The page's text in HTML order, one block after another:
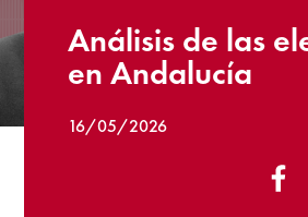
Análisis de las
en Andalucía
16/05/2026